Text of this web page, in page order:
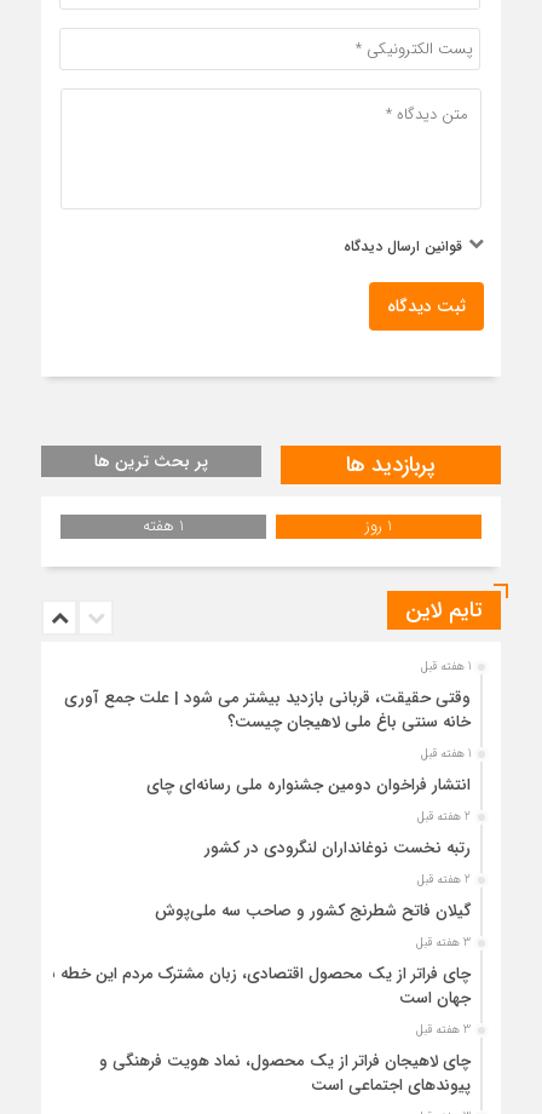
قوانین ارسال دیدگاه
ثبت دیدگاه
پربازدید ها پر بحث ترین ها
1 روز 1 هفته
تایم لاین
1 هفته قبل
وقتی حقیقت، قربانی بازدید بیشتر می شود | علت جمع آوری
خانه سنتی باغ ملی لاهیجان چیست؟
1 هفته قبل
انتشار فراخوان دومین جشنواره ملی رسانه‌ای چای
2 هفته قبل
رتبه نخست نوغانداران لنگرودی در کشور
2 هفته قبل
گیلان فاتح شطرنج کشور و صاحب سه ملی‌پوش
3 هفته قبل
چای فراتر از یک محصول اقتصادی، زبان مشترک مردم این خطه با
جهان است
3 هفته قبل
چای لاهیجان فراتر از یک محصول، نماد هویت فرهنگی و
پیوندهای اجتماعی است